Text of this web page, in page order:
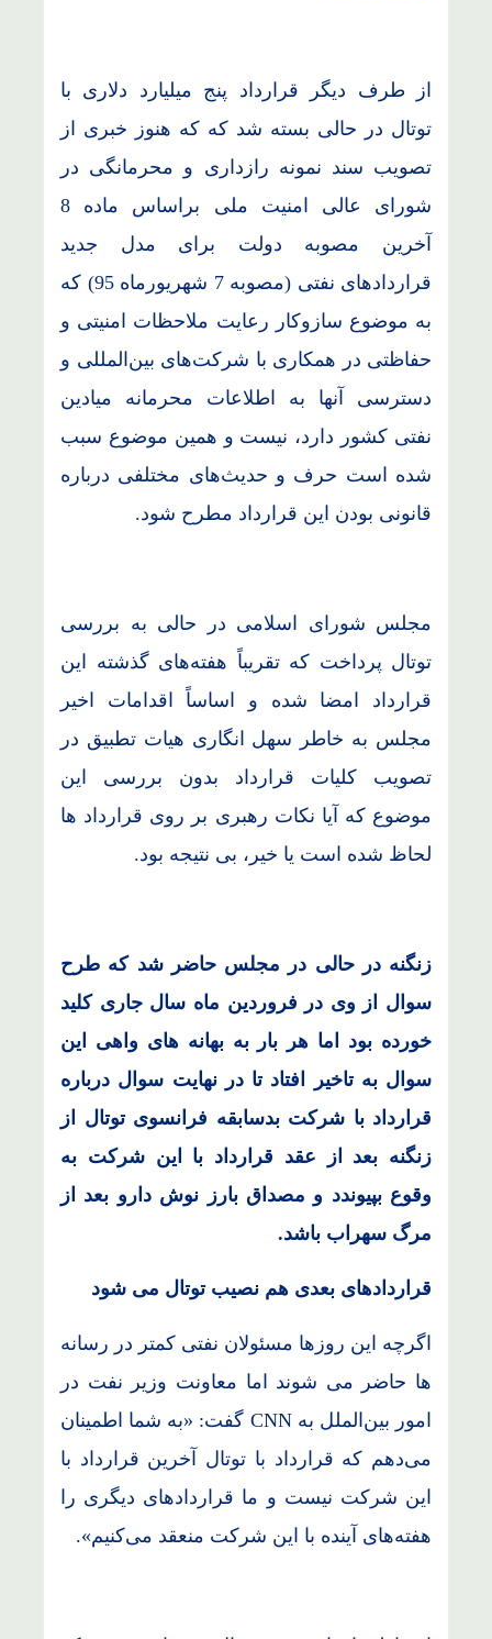
از طرف دیگر قرارداد پنج میلیارد دلاری با
توتال در حالی بسته شد که که هنوز خبری از
تصویب سند نمونه رازداری و محرمانگی در
شورای عالی امنیت ملی براساس ماده 8
آخرین مصوبه دولت برای مدل جدید
قراردادهای نفتی (مصوبه 7 شهریورماه 95) که
به موضوع سازوکار رعایت ملاحظات امنیتی و
حفاظتی در همکاری با شرکت‌های بین‌المللی و
دسترسی آنها به اطلاعات محرمانه میادین
نفتی کشور دارد، نیست و همین موضوع سبب
شده است حرف و حدیث‌های مختلفی درباره
قانونی بودن این قرارداد مطرح شود.
مجلس شورای اسلامی در حالی به بررسی
توتال پرداخت که تقریباً هفته‌های گذشته این
قرارداد امضا شده و اساساً اقدامات اخیر
مجلس به خاطر سهل انگاری هیات تطبیق در
تصویب کلیات قرارداد بدون بررسی این
موضوع که آیا نکات رهبری بر روی قرارداد ها
لحاظ شده است یا خیر، بی نتیجه بود.
زنگنه در حالی در مجلس حاضر شد که طرح
سوال از وی در فروردین ماه سال جاری کلید
خورده بود اما هر بار به بهانه های واهی این
سوال به تاخیر افتاد تا در نهایت سوال درباره
قرارداد با شرکت بدسابقه فرانسوی توتال از
زنگنه بعد از عقد قرارداد با این شرکت به
وقوع بپیوندد و مصداق بارز نوش دارو بعد از
مرگ سهراب باشد.
قراردادهای بعدی هم نصیب توتال می شود
اگرچه این روزها مسئولان نفتی کمتر در رسانه
ها حاضر می شوند اما معاونت وزیر نفت در
امور بین‌الملل به CNN گفت: «به شما اطمینان
می‌دهم که قرارداد با توتال آخرین قرارداد با
این شرکت نیست و ما قراردادهای دیگری را
هفته‌های آینده با این شرکت منعقد می‌کنیم».